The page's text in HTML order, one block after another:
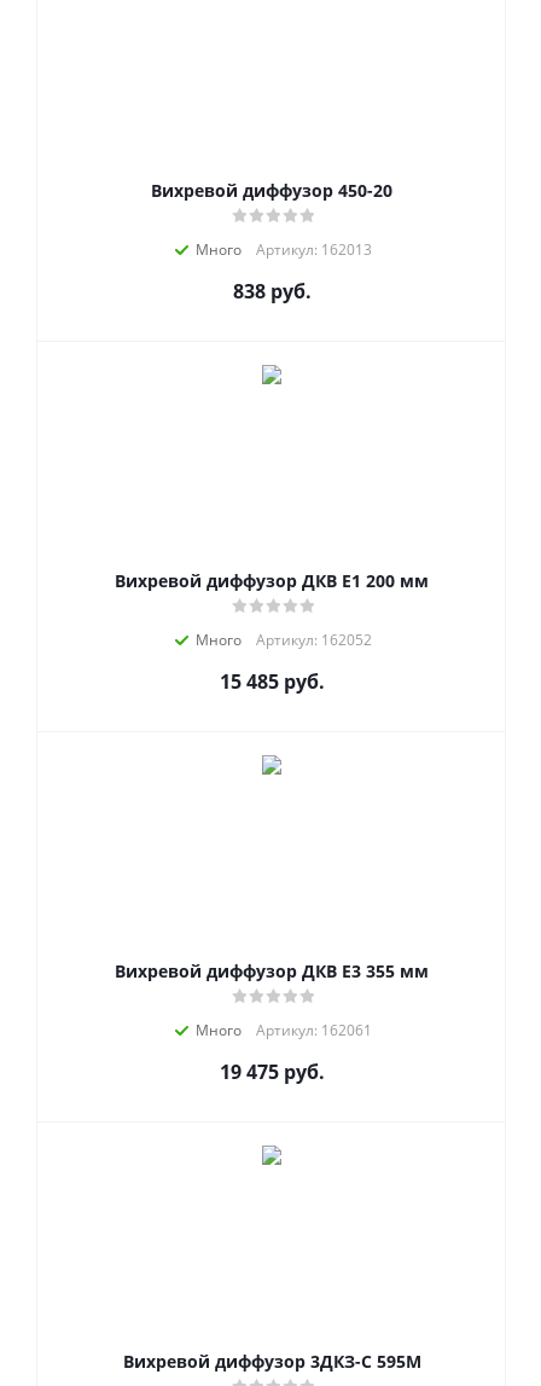
Вихревой диффузор 450-20
Много Артикул: 162013
838руб.
Вихревой диффузор ДКВ Е1 200 мм
Много Артикул: 162052
15 485руб.
Вихревой диффузор ДКВ Е3 355 мм
Много Артикул: 162061
19 475руб.
Вихревой диффузор 3ДКЗ-С 595М